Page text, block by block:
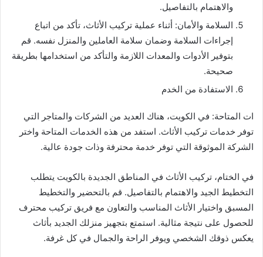
والاهتمام بالتفاصيل.
السلامة والأمان: أثناء عملية تركيب الأثاث، تأكد من اتباع
إجراءات السلامة وضمان سلامة العاملين والمنزل نفسه. قم
بتوفير الأدوات والمعدات اللازمة والتأكد من استخدامها بطريقة
صحيحة.
الاستفادة من الخدم
ات المتاحة: في الكويت، هناك العديد من الشركات والمتاجر التي
توفر خدمات تركيب الأثاث. استفد من هذه الخدمات المتاحة واختر
الشركة الموثوقة التي توفر خدمة محترفة وذات جودة عالية.
في الختام، تركيب الأثاث في المناطق الجديدة بالكويت يتطلب
التخطيط الجيد والاهتمام بالتفاصيل. قم بالتحضير والتخطيط
المسبق واختيار الأثاث المناسب والتعاون مع فريق تركيب محترف
للحصول على نتيجة مثالية. استمتع بتجهيز منزلك الجديد بأثاث
يعكس ذوقك الشخصي ويوفر الراحة والجمال في كل غرفة.